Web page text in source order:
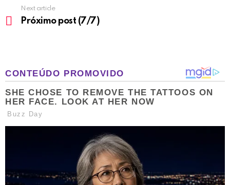
Next article
Próximo post (7/7)